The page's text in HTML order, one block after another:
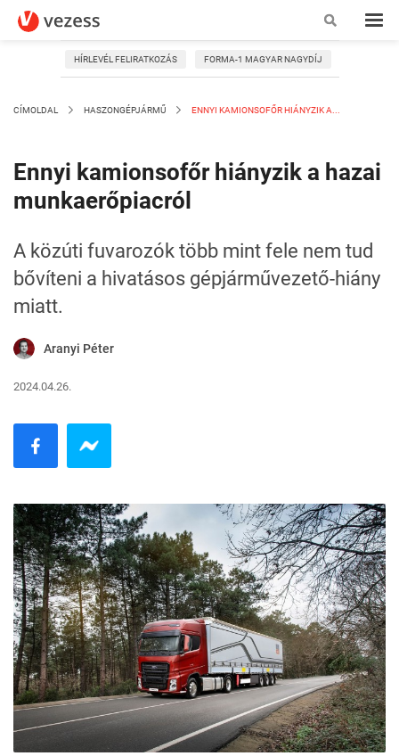
HÍRLEVÉL FELIRATKOZÁS FORMA-1 MAGYAR NAGYDÍJ
CÍMOLDAL HASZONGÉPJÁRMŰ ENNYI KAMIONSOFŐR HIÁNYZIK A...
Ennyi kamionsofőr hiányzik a hazai
munkaerőpiacról
A közúti fuvarozók több mint fele nem tud
bővíteni a hivatásos gépjárművezető-hiány
miatt.
Aranyi Péter
2024.04.26.